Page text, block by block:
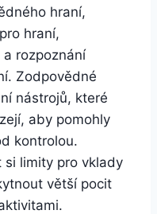
hraní,
hraní,
rozpoznání
Zodpovědné
nástrojů, které
aby pomohly
kontrolou.
si limity pro vklady
větší pocit